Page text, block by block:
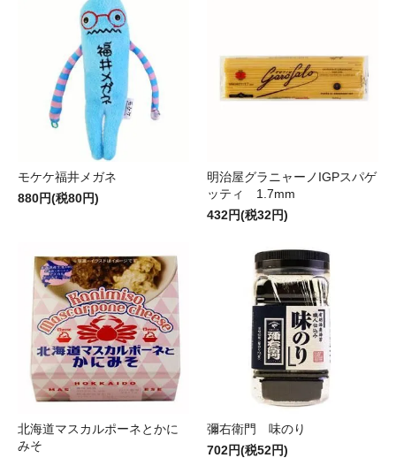
モケケ福井メガネ
880円(税80円)
明治屋グラニャーノIGPスパゲ
ッティ 1.7mm
432円(税32円)
北海道マスカルポーネとかに
みそ
彌右衛門 味のり
702円(税52円)